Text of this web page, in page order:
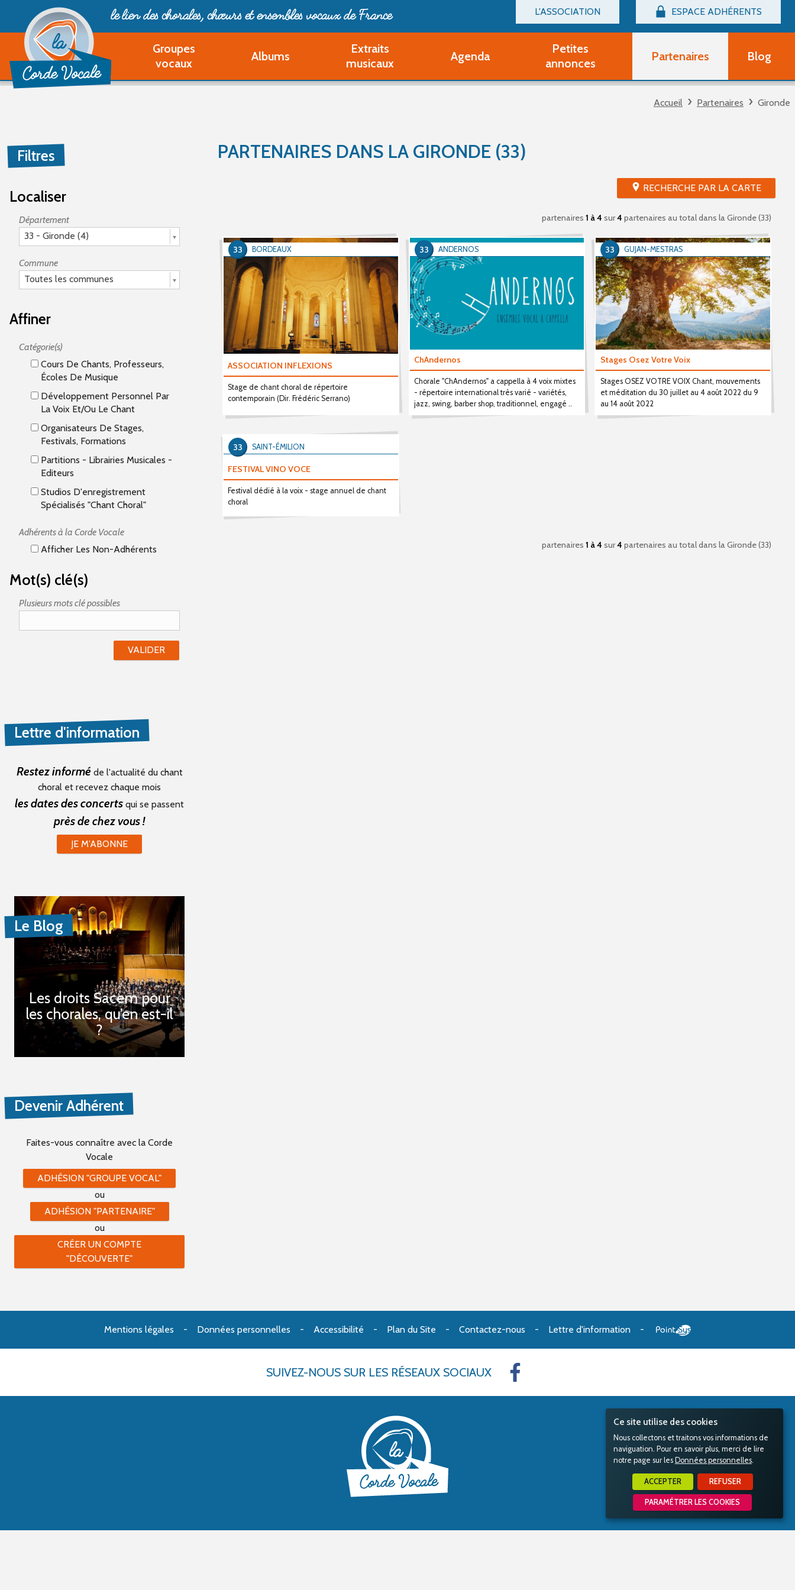
Ce site utilise des cookies
Nous collectons et traitons vos informations de
naviguation. Pour en savoir plus, merci de lire
notre page sur les Données personnelles.
ACCEPTER REFUSER
PARAMÉTRER LES COOKIES
L'ASSOCIATION
Billetterie
Devenir adhérent Groupe Vocal
Devenir adhérent Partenaire
ESPACE ADHÉRENTS
Connexion
le lien des chorales, chœurset ensembles vocaux de France
Groupes
vocaux
Albums
Extraits
musicaux
Agenda
Petites
annonces
Partenaires Blog
Accueil Partenaires Gironde
Filtres
Localiser
Département
33 - Gironde (4)
Commune
Toutes les communes
Affiner
Catégorie(s)
Cours De Chants, Professeurs,
Écoles De Musique
Développement Personnel Par
La Voix Et/ou Le Chant
Organisateurs De Stages,
Festivals, Formations
Partitions - Librairies Musicales -
Editeurs
Studios D'enregistrement
Spécialisés "Chant Choral"
Adhérents à la Corde Vocale
Afficher Les Non-Adhérents
Mot(s) clé(s)
Plusieurs mots clé possibles
PARTENAIRES DANS LA GIRONDE (33)
RECHERCHE PAR LA CARTE
partenaires 1 à 4 sur4 partenaires au totaldans la Gironde (33)
ASSOCIATION INFLEXIONS
Stage de chant choral de répertoire
contemporain (Dir. Frédéric Serrano)
BORDEAUX
33
ChAndernos
Chorale "ChAndernos" a cappella à 4 voix mixtes
- répertoire international très varié - variétés,
jazz, swing, barber shop, traditionnel, engagé ..
ANDERNOS
33
Stages Osez Votre Voix
Stages OSEZ VOTRE VOIX Chant, mouvements
et méditation du 30 juillet au 4 août 2022 du 9
au 14 août 2022
GUJAN-MESTRAS
33
FESTIVAL VINO VOCE
Festival dédié à la voix - stage annuel de chant
choral
SAINT-ÉMILION
33
partenaires 1 à 4 sur4 partenaires au totaldans la Gironde (33)
Lettre d'information
Restez informé de l'actualité du chant
choral et recevez chaque mois
les dates des concerts qui se passent
près de chez vous !
JE M'ABONNE
Le Blog
Les droits Sacem pour
les chorales, qu’en est-il
?
Devenir Adhérent
Faites-vous connaître avec la Corde
Vocale
ADHÉSION "GROUPE VOCAL"
ou
ADHÉSION "PARTENAIRE"
ou
CRÉER UN COMPTE
"DÉCOUVERTE"
Mentions légales Données personnelles Accessibilité Plan du Site Contactez-nous Lettre d'information
SUIVEZ-NOUS SUR LES RÉSEAUX SOCIAUX